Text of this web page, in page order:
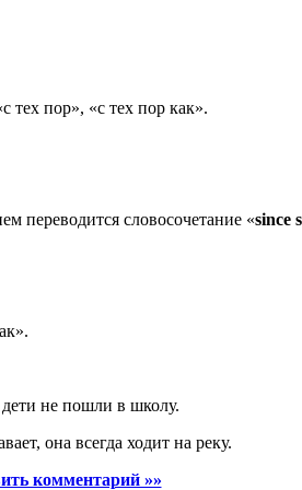
тех пор», «с тех пор как».
переводится словосочетание «since
не пошли в школу.
она всегда ходит на реку.
комментарий »»